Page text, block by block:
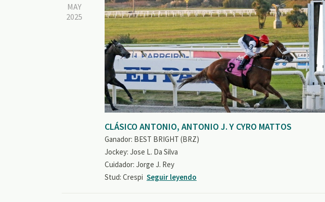
MAY
2025
CLÁSICO ANTONIO, ANTONIO J. Y CYRO MATTOS
Ganador: BEST BRIGHT (BRZ)
Jockey: Jose L. Da Silva
Cuidador: Jorge J. Rey
Stud: Crespi Seguir leyendo